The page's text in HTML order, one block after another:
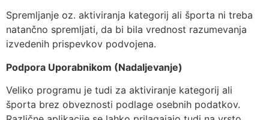
Spremljanje oz. aktiviranja kategorij ali športa ni treba
natančno spremljati, da bi bila vrednost razumevanja
izvedenih prispevkov podvojena.
Podpora Uporabnikom (Nadaljevanje)
Veliko programu je tudi za aktiviranje kategorij ali
športa brez obveznosti podlage osebnih podatkov.